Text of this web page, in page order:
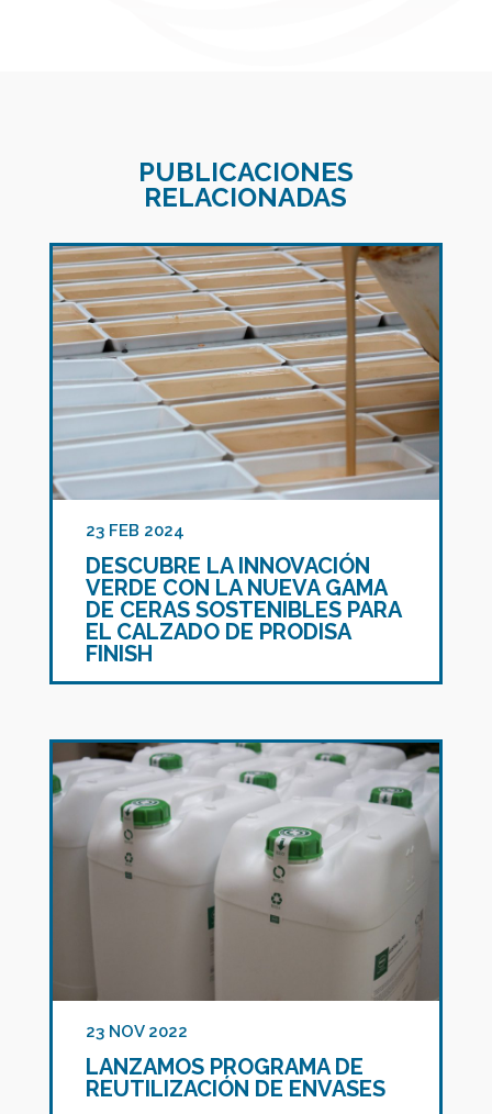
PUBLICACIONES
RELACIONADAS
23 FEB 2024
DESCUBRE LA INNOVACIÓN
VERDE CON LA NUEVA GAMA
DE CERAS SOSTENIBLES PARA
EL CALZADO DE PRODISA
FINISH
23 NOV 2022
LANZAMOS PROGRAMA DE
REUTILIZACIÓN DE ENVASES